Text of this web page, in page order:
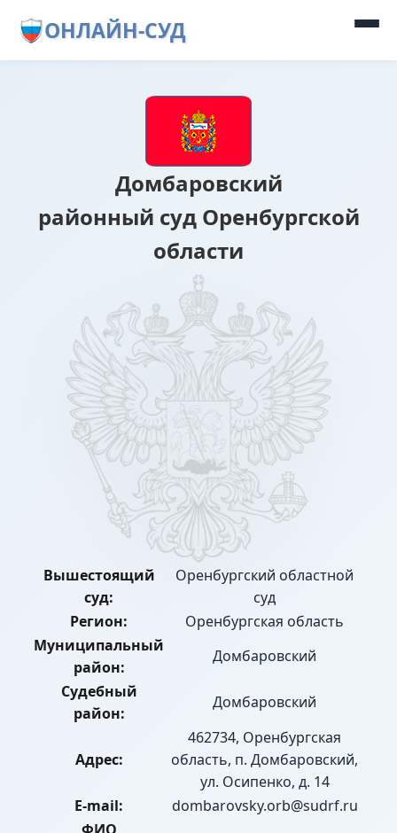
ОНЛАЙН-СУД
Домбаровский
районный суд Оренбургской
области
Вышестоящий
суд:
Оренбургский областной
суд
Регион:
Оренбургская область
Муниципальный
район:
Домбаровский
Судебный
район:
Домбаровский
Адрес:
462734, Оренбургская
область, п. Домбаровский,
ул. Осипенко, д. 14
E-mail:
dombarovsky.orb@sudrf.ru